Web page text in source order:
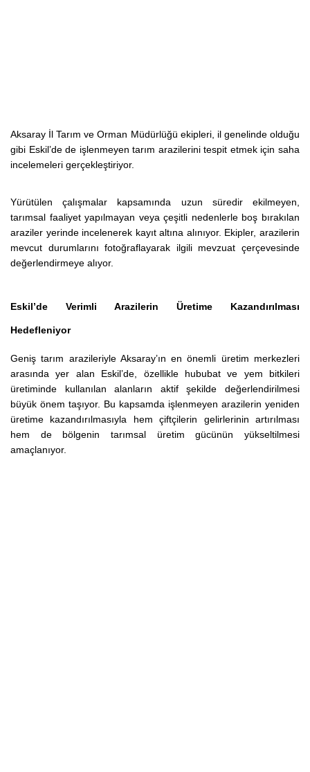
Aksaray İl Tarım ve Orman Müdürlüğü ekipleri, il genelinde olduğu
gibi Eskil’de de işlenmeyen tarım arazilerini tespit etmek için saha
incelemeleri gerçekleştiriyor.
Yürütülen çalışmalar kapsamında uzun süredir ekilmeyen,
tarımsal faaliyet yapılmayan veya çeşitli nedenlerle boş bırakılan
araziler yerinde incelenerek kayıt altına alınıyor. Ekipler, arazilerin
mevcut durumlarını fotoğraflayarak ilgili mevzuat çerçevesinde
değerlendirmeye alıyor.
Eskil’de Verimli Arazilerin Üretime Kazandırılması
Hedefleniyor
Geniş tarım arazileriyle Aksaray’ın en önemli üretim merkezleri
arasında yer alan Eskil’de, özellikle hububat ve yem bitkileri
üretiminde kullanılan alanların aktif şekilde değerlendirilmesi
büyük önem taşıyor. Bu kapsamda işlenmeyen arazilerin yeniden
üretime kazandırılmasıyla hem çiftçilerin gelirlerinin artırılması
hem de bölgenin tarımsal üretim gücünün yükseltilmesi
amaçlanıyor.